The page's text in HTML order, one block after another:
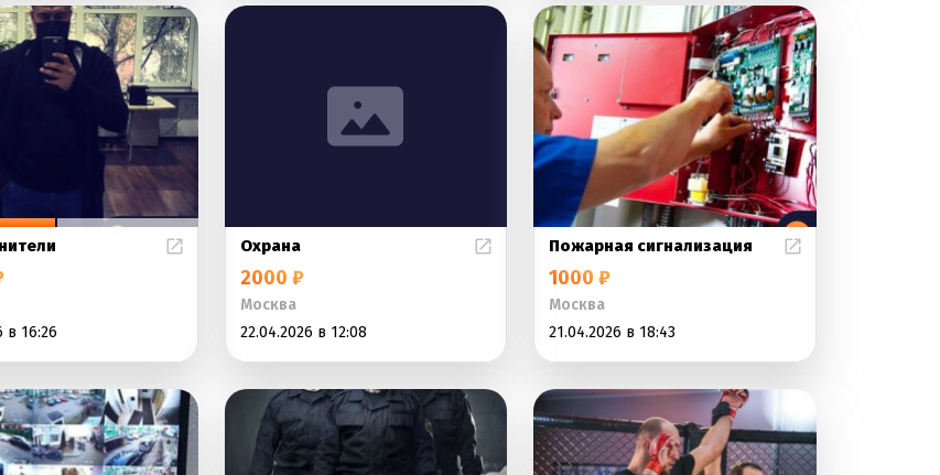
в 16:26
Охрана
2000 ₽
Москва
22.04.2026 в 12:08
Пожарная сигнализация
1000 ₽
Москва
21.04.2026 в 18:43